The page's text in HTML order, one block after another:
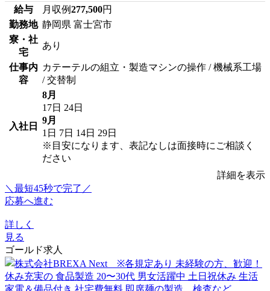
給与 月収例277,500円
勤務地 静岡県 富士宮市
寮・社
宅
あり
仕事内
容
カテーテルの組立・製造マシンの操作 / 機械系工場
/ 交替制
入社日
8月
17日 24日
9月
1日 7日 14日 29日
※目安になります、表記なしは面接時にご相談く
ださい
詳細を表示
＼最短45秒で完了／
応募へ進む
詳しく
見る
ゴールド求人